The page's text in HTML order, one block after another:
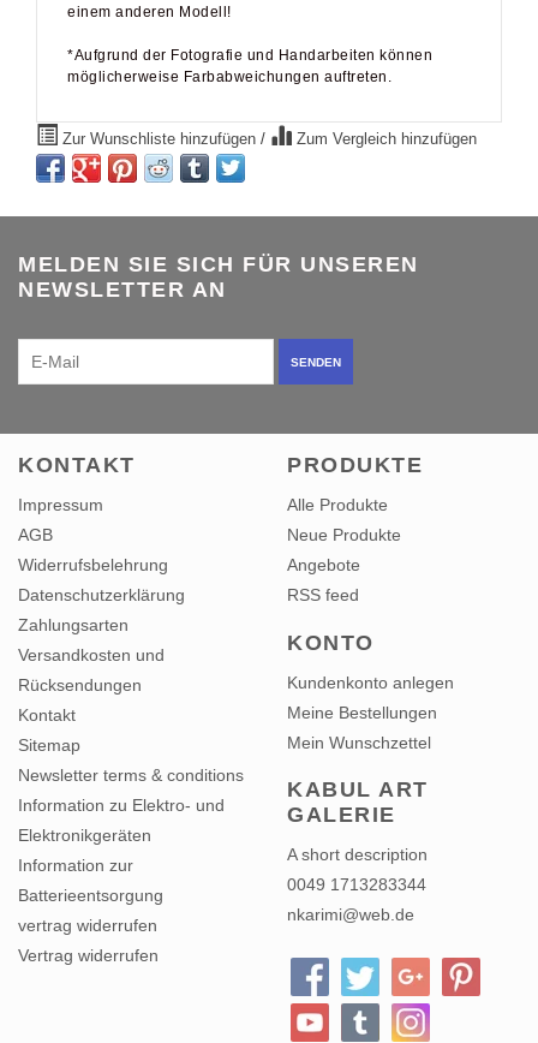
einem anderen Modell!
*Aufgrund der Fotografie und Handarbeiten können
möglicherweise Farbabweichungen auftreten.
Zur Wunschliste hinzufügen / Zum Vergleich hinzufügen
MELDEN SIE SICH FÜR UNSEREN
NEWSLETTER AN
SENDEN
KONTAKT
Impressum
AGB
Widerrufsbelehrung
Datenschutzerklärung
Zahlungsarten
Versandkosten und
Rücksendungen
Kontakt
Sitemap
Newsletter terms & conditions
Information zu Elektro- und
Elektronikgeräten
Information zur
Batterieentsorgung
vertrag widerrufen
Vertrag widerrufen
PRODUKTE
Alle Produkte
Neue Produkte
Angebote
RSS feed
KONTO
Kundenkonto anlegen
Meine Bestellungen
Mein Wunschzettel
KABUL ART
GALERIE
A short description
0049 1713283344
nkarimi@web.de